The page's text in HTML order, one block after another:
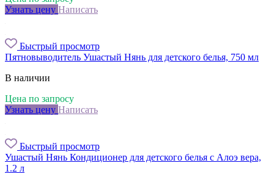
Узнать цену Написать
Быстрый просмотр
Пятновыводитель Ушастый Нянь для детского белья, 750 мл
В наличии
Цена по запросу
Узнать цену Написать
Быстрый просмотр
Ушастый Нянь Кондиционер для детского белья с Алоэ вера,
1.2 л